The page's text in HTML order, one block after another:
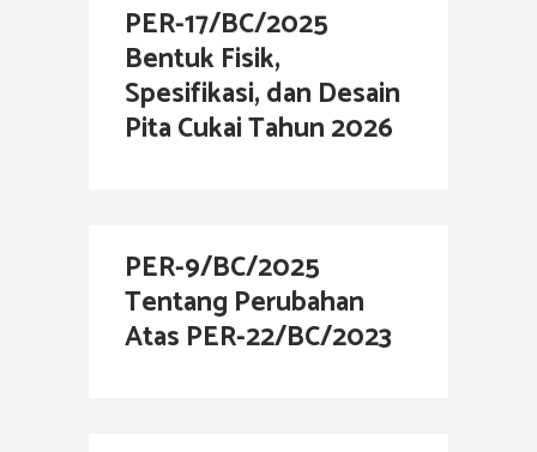
PER-17/BC/2025
Bentuk Fisik,
Spesifikasi, dan Desain
Pita Cukai Tahun 2026
PER-9/BC/2025
Tentang Perubahan
Atas PER-22/BC/2023